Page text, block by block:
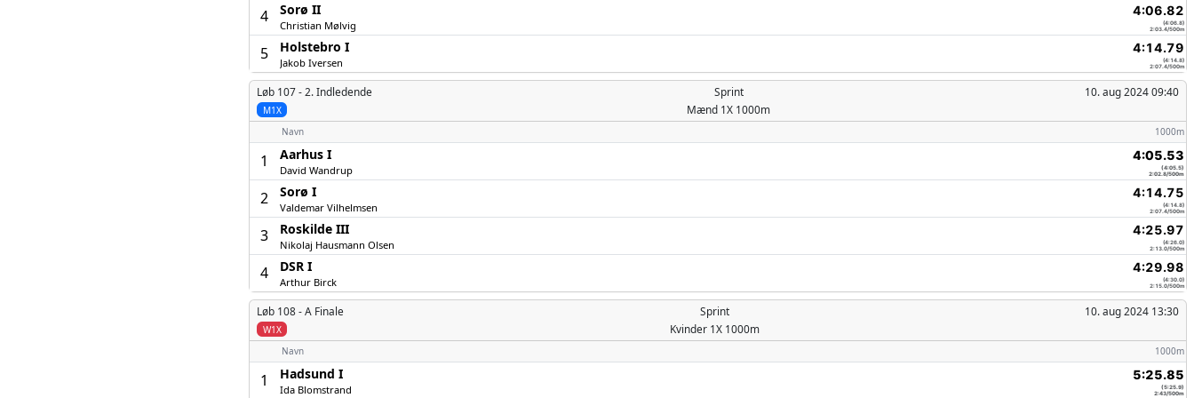
4 Sorø II
Christian Mølvig
4:06.82
(4:06.8)
2:03.4/500m
5 Holstebro I
Jakob Iversen
4:14.79
(4:14.8)
2:07.4/500m
Løb 107 - 2. Indledende Sprint 10. aug 2024 09:40
M1X Mænd 1X 1000m
Navn 1000m
1 Aarhus I
David Wandrup
4:05.53
(4:05.5)
2:02.8/500m
2 Sorø I
Valdemar Vilhelmsen
4:14.75
(4:14.8)
2:07.4/500m
3 Roskilde III
Nikolaj Hausmann Olsen
4:25.97
(4:26.0)
2:13.0/500m
4 DSR I
Arthur Birck
4:29.98
(4:30.0)
2:15.0/500m
Løb 108 -A Finale Sprint 10. aug 2024 13:30
W1X Kvinder 1X 1000m
Navn 1000m
1 Hadsund I
Ida Blomstrand
5:25.85
(5:25.9)
2:43/500m